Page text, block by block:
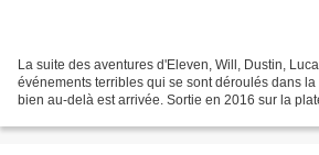
La suite des aventures d'Eleven, Will, Dustin,
événements terribles qui se sont déroulés dans
bien au-delà est arrivée. Sortie en 2016 sur la